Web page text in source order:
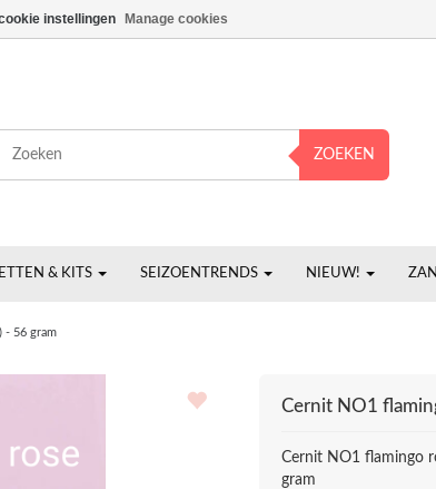
ZOEKEN
& KITS SEIZOENTRENDS NIEUW!
- 56 gram
Cernit NO1
Cernit NO1 flamingo
gram
instellingen Manage cookies